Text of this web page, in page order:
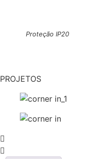
Proteção IP20
PROJETOS